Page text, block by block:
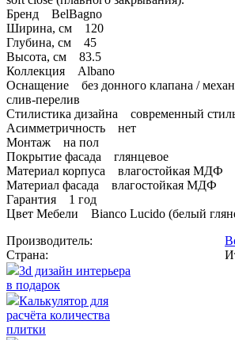
Бренд BelBagno
Ширина, см 120
Глубина, см 45
Высота, см 83.5
Коллекция Albano
Оснащение без донного клапана /
слив-перелив
Стилистика дизайна современный
Асимметричность нет
Монтаж на пол
Покрытие фасада глянцевое
Материал корпуса влагостойкая МДФ
Материал фасада влагостойкая МДФ
Гарантия 1 год
Цвет Мебели Bianco Lucido (белый
Производитель:
Страна:
3d дизайн интерьера
в подарок
Калькулятор для
расчёта количества
плитки